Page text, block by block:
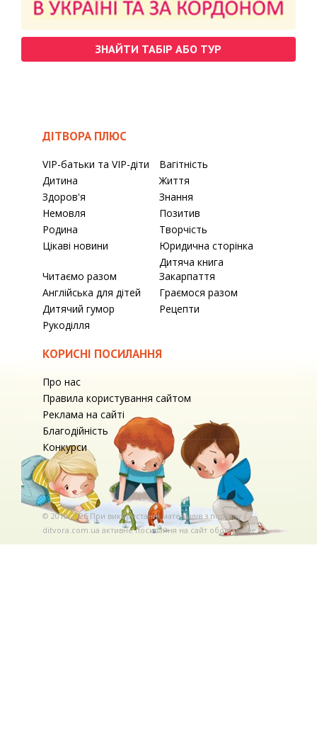
ЗНАЙТИ ТАБІР АБО ТУР
ДІТВОРА ПЛЮС
VIP-батьки та VIP-діти
Вагітність
Дитина
Життя
Здоров'я
Знання
Немовля
Позитив
Родина
Творчість
Цікаві новини
Юридична сторінка
Читаємо разом
Дитяча книга
Закарпаття
Англійська для дітей
Граємося разом
Дитячий гумор
Рецепти
Рукоділля
КОРИСНІ ПОСИЛАННЯ
Про нас
Правила користування сайтом
Реклама на сайті
Благодійність
Конкурси
© 2010-2026 При використаннi матерiалiв з порталу
ditvora.com.ua активне посилання на сайт обов'язкове. .